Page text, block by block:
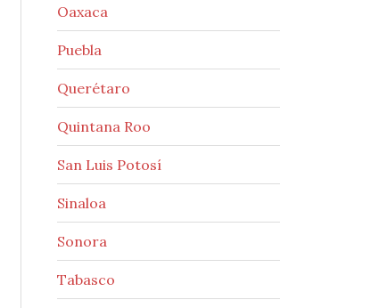
Oaxaca
Puebla
Querétaro
Quintana Roo
San Luis Potosí
Sinaloa
Sonora
Tabasco